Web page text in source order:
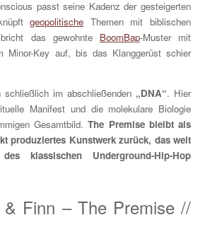
passt seine Kadenz der gesteigerten
geopolitische Themen mit biblischen
das gewohnte BoomBap-Muster mit
Minor-Key auf, bis das Klanggerüst schier
im abschließenden „DNA“. Hier
Manifest und die molekulare Biologie
Gesamtbild.The Premise bleibt als
produziertes Kunstwerk zurück, das weit
klassischen Underground-Hip-Hop
& Finn – The Premise //